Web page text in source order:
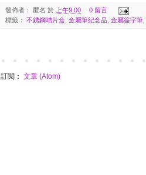
發佈者： 匿名 於 上午9:00
0 留言
標籤： 不銹鋼咭片盒 金屬筆紀念品 金屬簽字筆
訂閱： 文章 (Atom)